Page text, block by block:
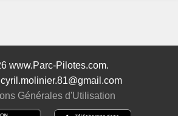
www.Parc-Pilotes.com.
Générales d'Utilisation